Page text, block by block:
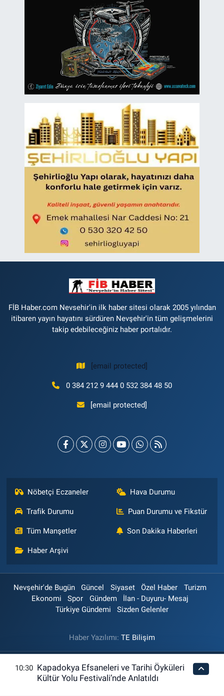
FİB Haber.com Nevsehir'in ilk haber sitesi olarak 2005 yılından
itibaren yayın hayatını sürdüren Nevşehir'in tüm gelişmelerini
takip edebileceğiniz haber portalıdır.
[email protected]
0 384 212 9 444 0 532 384 48 50
[email protected]
Nöbetçi Eczaneler Hava Durumu
Trafik Durumu Puan Durumu ve Fikstür
Tüm Manşetler Son Dakika Haberleri
Haber Arşivi
Nevşehir'de Bugün Güncel Siyaset Özel Haber
Turizm
Ekonomi
Spor Gündem
İlan - Duyuru- Mesaj
Türkiye Gündemi
Sizden Gelenler
Haber Yazılımı: TE Bilişim
10:30 Kapadokya Efsaneleri ve Tarihi Öyküleri
Kültür Yolu Festivali’nde Anlatıldı